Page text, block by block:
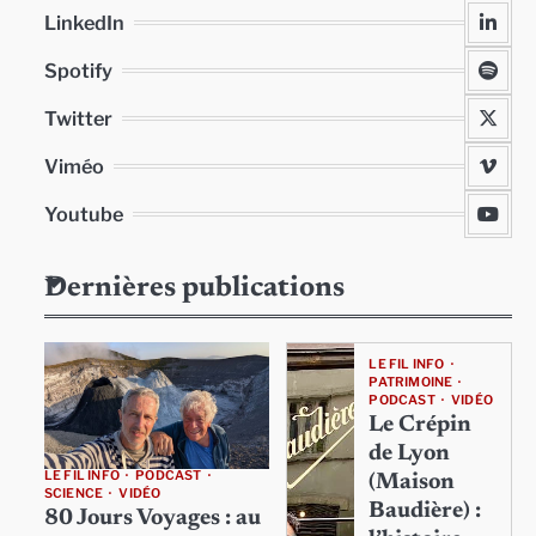
LinkedIn
Spotify
Twitter
Viméo
Youtube
Dernières publications
LE FIL INFO
PODCAST
SCIENCE
VIDÉO
80 Jours Voyages : au
LE FIL INFO
PATRIMOINE
PODCAST
VIDÉO
Le Crépin
de Lyon
(Maison
Baudière) :